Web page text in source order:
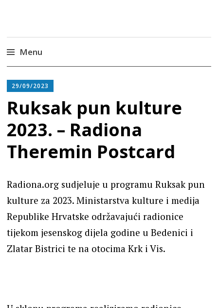
Radiona
Association for Development of 'do-it-yourself'
Menu
to
29/09/2023
Ruksak pun kulture
2023. – Radiona
Theremin Postcard
Radiona.org sudjeluje u programu Ruksak pun
kulture za 2023. Ministarstva kulture i medija
Republike Hrvatske održavajući radionice
tijekom jesenskog dijela godine u Bedenici i
Zlatar Bistrici te na otocima Krk i Vis.